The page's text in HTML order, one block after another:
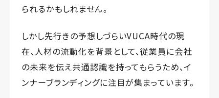
られるかもしれません。
しかし先行きの予想しづらいVUCA時代の現
在、人材の流動化を背景として、従業員に会社
の未来を伝え共通認識を持ってもらうため、イ
ンナーブランディングに注目が集まっています。